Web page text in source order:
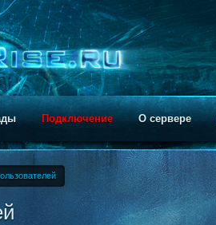
Подключение О сервере